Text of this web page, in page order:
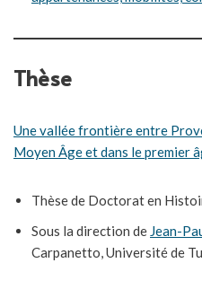
Thèse
Une vallée frontière entre
Moyen Âge et dans le premier
Thèse de Doctorat en
Sous la direction de Jean-
Carpanetto, Université de